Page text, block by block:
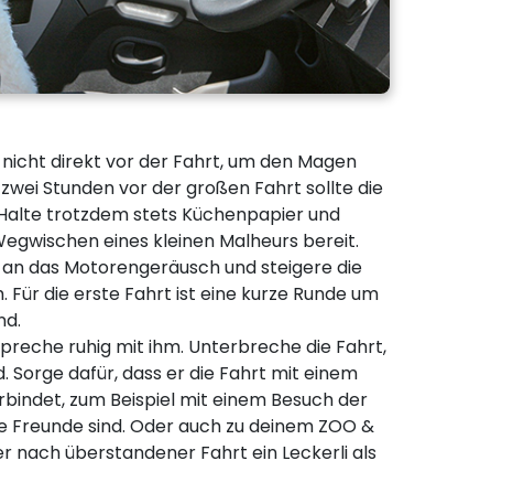
direkt vor der Fahrt, um den Magen
Stunden vor der großen Fahrt sollte die
trotzdem stets Küchenpapier und
eines kleinen Malheurs bereit.
das Motorengeräusch und steigere die
Für die erste Fahrt ist eine kurze Runde um
ruhig mit ihm. Unterbreche die Fahrt,
Sorge dafür, dass er die Fahrt mit einem
zum Beispiel mit einem Besuch der
Freunde sind. Oder auch zu deinem ZOO &
nach überstandener Fahrt ein Leckerli als